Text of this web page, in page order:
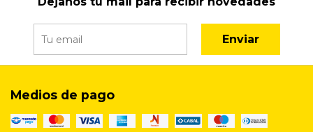
Enviar
Medios de pago